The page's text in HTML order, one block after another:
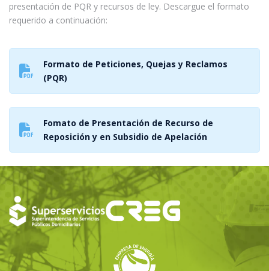
presentación de PQR y recursos de ley. Descargue el formato
requerido a continuación:
Formato de Peticiones, Quejas y Reclamos
(PQR)
Fomato de Presentación de Recurso de
Reposición y en Subsidio de Apelación